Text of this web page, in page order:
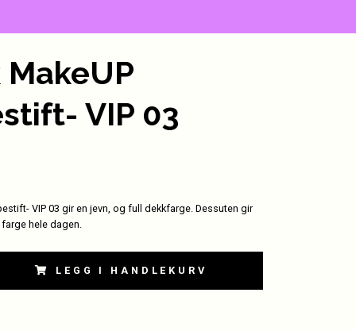
VIP 03
VIP 03 gir en jevn, og full dekkfarge. Dessuten gir
hele dagen.
LEGG I HANDLEKURV